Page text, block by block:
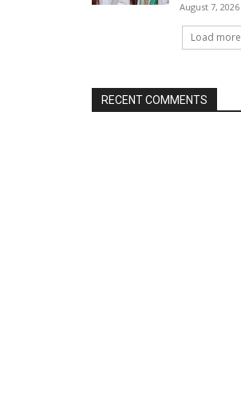
August 7, 2026
Load more
RECENT COMMENTS